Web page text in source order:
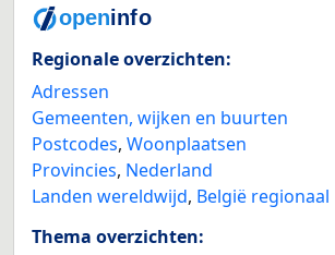
Regionale overzichten:
Adressen
Gemeenten, wijken en buurten
Postcodes, Woonplaatsen
Provincies, Nederland
Landen wereldwijd, België regionaal
Thema overzichten: